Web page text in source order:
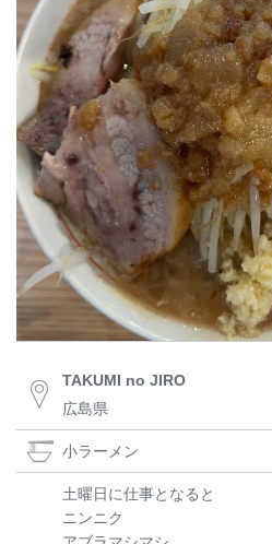
TAKUMI no JIRO
広島県
小ラーメン
土曜日に仕事となると
ニンニク